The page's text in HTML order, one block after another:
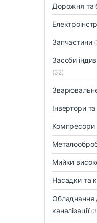
Дорожня та
Запчастини
Засоби
(32)
Інвертори
Компресори
Мийки
Насадки та
Обладнання
каналізації